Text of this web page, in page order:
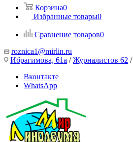
Корзина0
Избранные товары0
Сравнение товаров0
roznica1@mirlin.ru
Ибрагимова, 61а /Журналистов 62 /
Вконтакте
WhatsApp